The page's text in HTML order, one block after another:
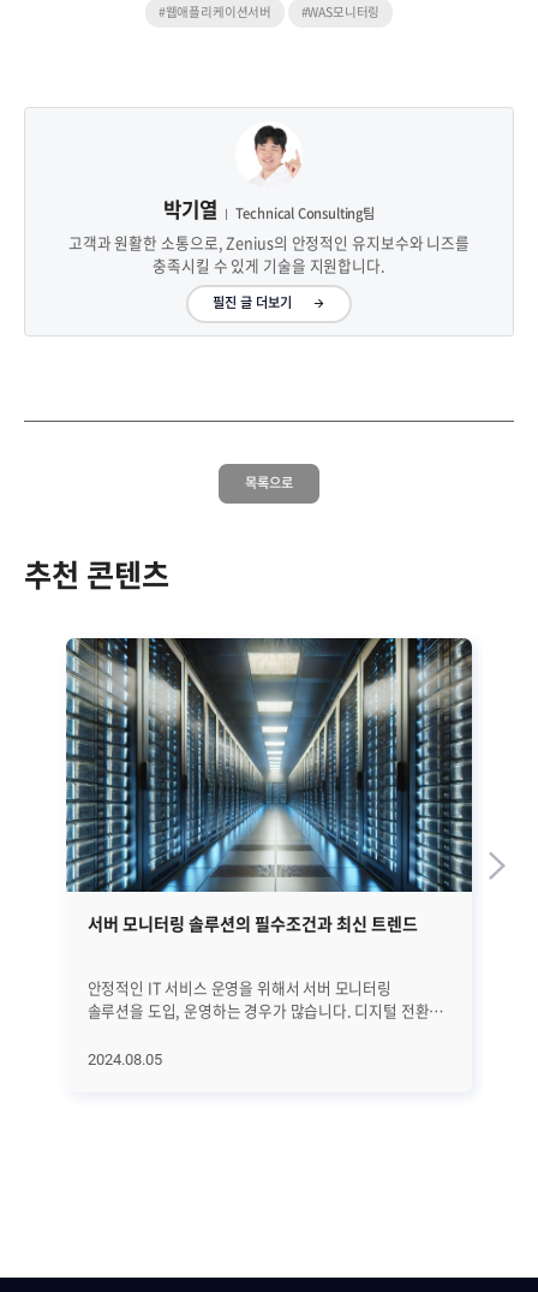
#웹애플리케이션서버
#WAS모니터링
박기열 Technical Consulting팀
고객과 원활한 소통으로, Zenius의 안정적인 유지보수와 니즈를
충족시킬 수 있게 기술을 지원합니다.
필진 글 더보기
목록으로
추천 콘텐츠
서버 모니터링 솔루션의 필수조건과 최신 트렌드
안정적인 IT 서비스 운영을 위해서 서버 모니터링
솔루션을 도입, 운영하는 경우가 많습니다. 디지털 전환과
인해서 더욱 다양한 IT 서비스가 운용되고 그를 뒷받침할
모니터링 솔루션의 핵심 요소입니다. 실시간 모니터링을
2024.08.05